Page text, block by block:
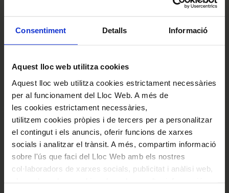
Consentiment Detalls Informació
Aquest lloc web utilitza cookies
Aquest lloc web utilitza cookies estrictament necessàries
per al funcionament del Lloc Web. A més de
les cookies estrictament necessàries,
utilitzem cookies pròpies i de tercers per a personalitzar
el contingut i els anuncis, oferir funcions de xarxes
socials i analitzar el trànsit. A més, compartim informació
sobre l'ús que faci del Lloc Web amb els nostres
col·laboradors de xarxes socials, publicitat i anàlisi web,
EXPOSICIÓ PASSADA
Ricard Viñes, el Palau
y la música catalana
Del 10 de març al 20 de juliol de 2026